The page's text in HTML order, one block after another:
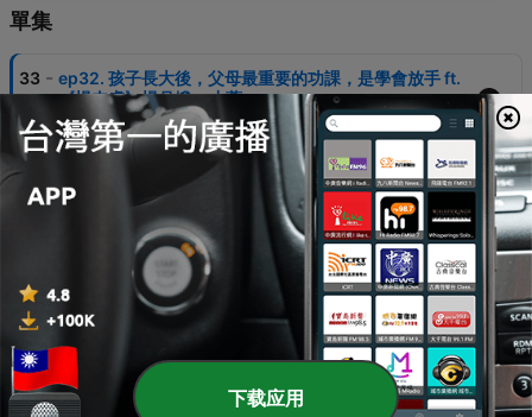
單集
33 - ep32. 孩子長大後，父母最重要的功課，是學會放手 ft.
《楊肉盧》楊月娥 × 小蓁
06 Aug 2026
ep31. 90%的人都忽略了：見面地點，就是談判第一
戰！ ft. 城市霞客 邱天元
ep30. 市場太波動，如何理財不焦慮？ ft. 夏韻芬老師
23 Jul 2026
ep29. 創新企業如何透過併購達成綜效? ft. PressPlay
林鼎鈞（Dennis）
16 Jul 2026
下载应用